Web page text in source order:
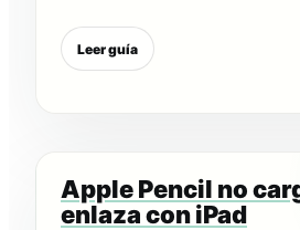
Leer guía
Apple Pencil no
enlaza con iPad